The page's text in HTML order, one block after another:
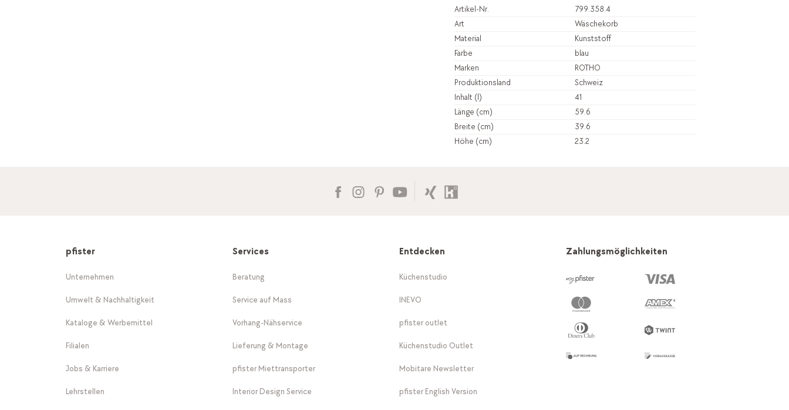
Artikel-Nr.
799.358.4
Art
Wäschekorb
Material
Kunststoff
Farbe
blau
Marken
ROTHO
Produktionsland
Schweiz
Inhalt (l)
41
Länge (cm)
59.6
Breite (cm)
39.6
Höhe (cm)
23.2
pfister
Unternehmen
Umwelt & Nachhaltigkeit
Kataloge & Werbemittel
Filialen
Jobs & Karriere
Lehrstellen
Services
Beratung
Service auf Mass
Vorhang-Nähservice
Lieferung & Montage
pfister Miettransporter
Interior Design Service
Entdecken
Küchenstudio
INEVO
pfister outlet
Küchenstudio Outlet
Mobitare Newsletter
pfister English Version
Zahlungsmöglichkeiten